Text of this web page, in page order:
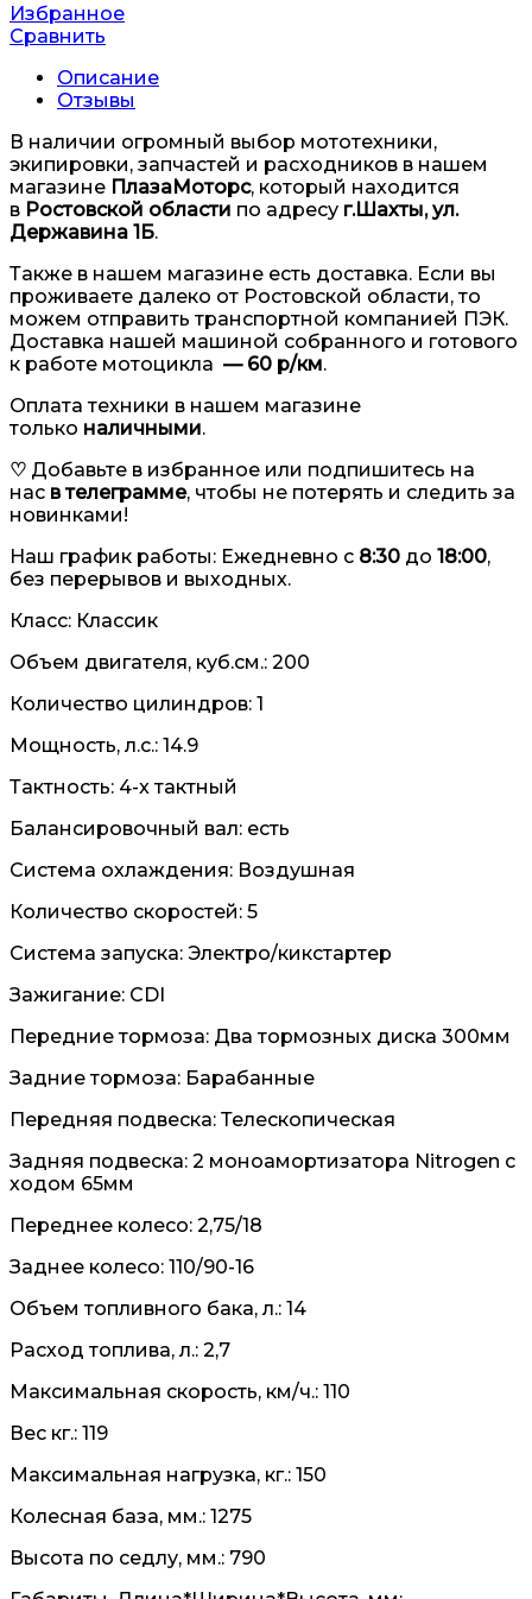
Избранное
Сравнить
Описание
Отзывы
В наличии огромный выбор мототехники,
экипировки, запчастей и расходников в нашем
магазине ПлазаМоторс, который находится
в Ростовской области по адресу г.Шахты, ул.
Державина 1Б.
Также в нашем магазине есть доставка. Если вы
проживаете далеко от Ростовской области, то
можем отправить транспортной компанией ПЭК.
Доставка нашей машиной собранного и готового
к работе мотоцикла — 60 р/км.
Оплата техники в нашем магазине
только наличными.
♡ Добавьте в избранное или подпишитесь на
нас в телеграмме, чтобы не потерять и следить за
новинками!
Наш график работы: Ежедневно с 8:30 до 18:00,
без перерывов и выходных.
Класс: Классик
Объем двигателя, куб.см.: 200
Количество цилиндров: 1
Мощность, л.с.: 14.9
Тактность: 4-x тактный
Балансировочный вал: есть
Система охлаждения: Воздушная
Количество скоростей: 5
Система запуска: Электро/кикстартер
Зажигание: CDI
Передние тормоза: Два тормозных диска 300мм
Задние тормоза: Барабанные
Передняя подвеска: Телескопическая
Задняя подвеска: 2 моноамортизатора Nitrogen c
ходом 65мм
Переднее колесо: 2,75/18
Заднее колесо: 110/90-16
Объем топливного бака, л.: 14
Расход топлива, л.: 2,7
Максимальная скорость, км/ч.: 110
Вес кг.: 119
Максимальная нагрузка, кг.: 150
Колесная база, мм.: 1275
Высота по седлу, мм.: 790